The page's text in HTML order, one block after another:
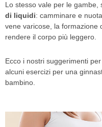
Lo stesso vale per le gambe,
di liquidi: camminare e
vene varicose, la formazione
rendere il corpo più leggero.
Ecco i nostri suggerimenti per
alcuni esercizi per una
bambino.